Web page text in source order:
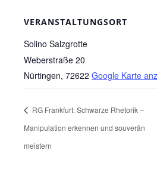
VERANSTALTUNGSORT
Solino Salzgrotte
Weberstraße 20
Nürtingen, 72622 Google Karte
RG Frankfurt: Schwarze Rhetorik –
Manipulation erkennen und souverän
meistern